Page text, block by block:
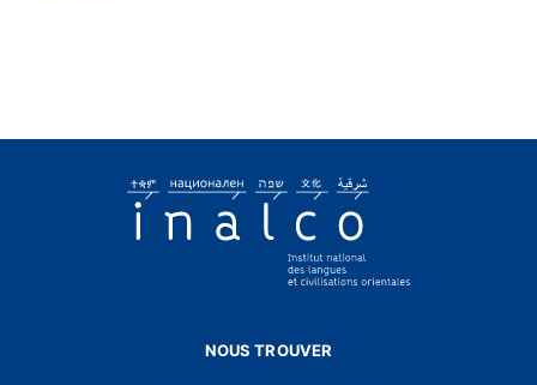
NOUS TROUVER